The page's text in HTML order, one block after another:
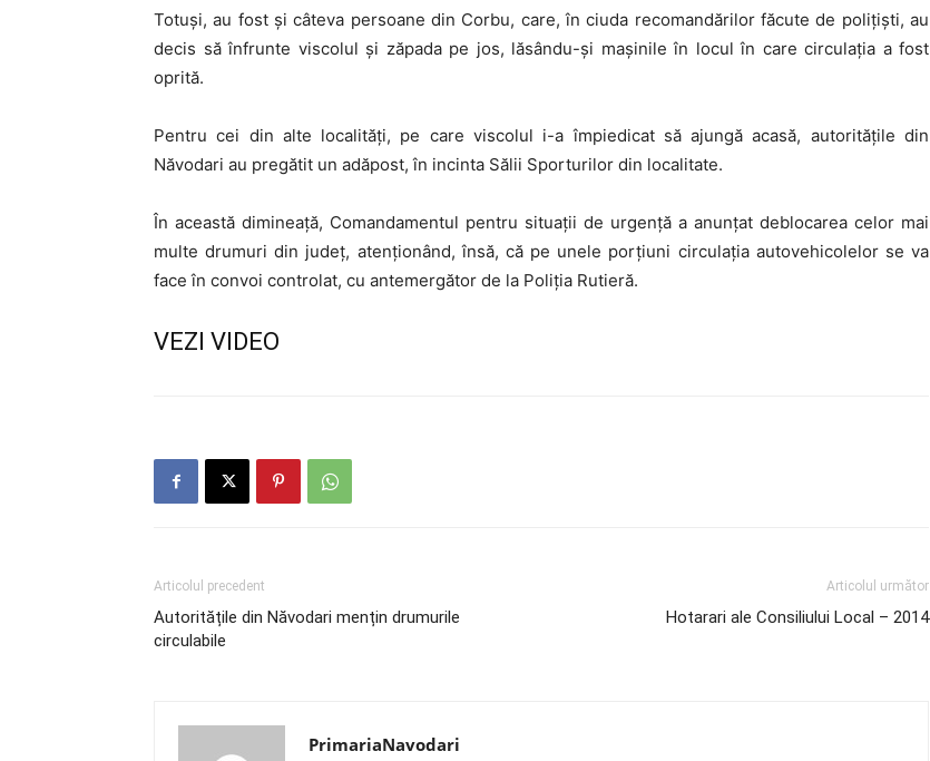
Totuşi, au fost şi câteva persoane din Corbu, care, în ciuda recomandărilor făcute de poliţişti, au
decis să înfrunte viscolul şi zăpada pe jos, lăsându-şi maşinile în locul în care circulaţia a fost
oprită.
Pentru cei din alte localităţi, pe care viscolul i-a împiedicat să ajungă acasă, autorităţile din
Năvodari au pregătit un adăpost, în incinta Sălii Sporturilor din localitate.
În această dimineaţă, Comandamentul pentru situaţii de urgenţă a anunţat deblocarea celor mai
multe drumuri din judeţ, atenţionând, însă, că pe unele porţiuni circulaţia autovehicolelor se va
face în convoi controlat, cu antemergător de la Poliţia Rutieră.
VEZI VIDEO
Articolul precedent
Autoritățile din Năvodari mențin drumurile
circulabile
Articolul următor
Hotarari ale Consiliului Local – 2014
PrimariaNavodari